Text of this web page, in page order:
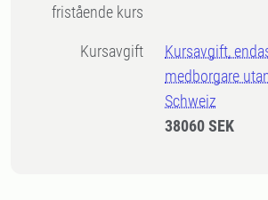
fristående kurs
Kursavgift
Kursavgift,
medborgare
Schweiz
38060 SEK